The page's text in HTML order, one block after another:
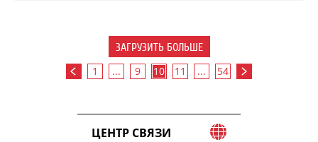
ЗАГРУЗИТЬ БОЛЬШЕ
1 ... 9 10 11 ... 54
ЦЕНТР СВЯЗИ